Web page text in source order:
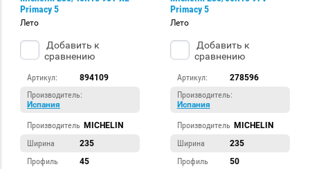
Primacy 5
Лето
Добавить к
сравнению
Артикул:
894109
Производитель:
Испания
Производитель MICHELIN
Ширина
235
Профиль
45
Primacy 5
Лето
Добавить к
сравнению
Артикул:
278596
Производитель:
Испания
Производитель MICHELIN
Ширина
235
Профиль
50